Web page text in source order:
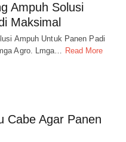
Ampuh Solusi
Maksimal
Ampuh Untuk Panen Padi
Agro. Lmga… Read More
Cabe Agar Panen